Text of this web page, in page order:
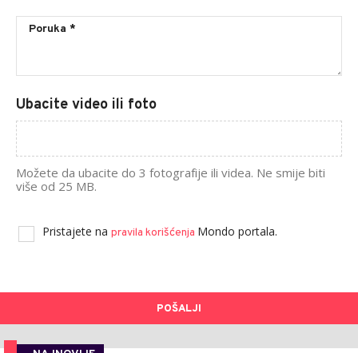
Ubacite video ili foto
Možete da ubacite do 3 fotografije ili videa. Ne smije biti
više od 25 MB.
Pristajete na pravila korišćenja Mondo portala.
POŠALJI